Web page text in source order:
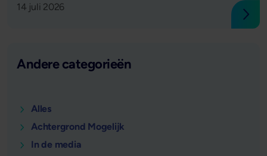
14 juli 2026
Andere categorieën
Alles
Achtergrond Mogelijk
In de media